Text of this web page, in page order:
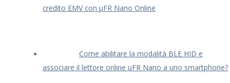
credito EMV con μFR Nano Online
Come abilitare la modalità BLE HID e
associare il lettore online uFR Nano a uno smartphone?